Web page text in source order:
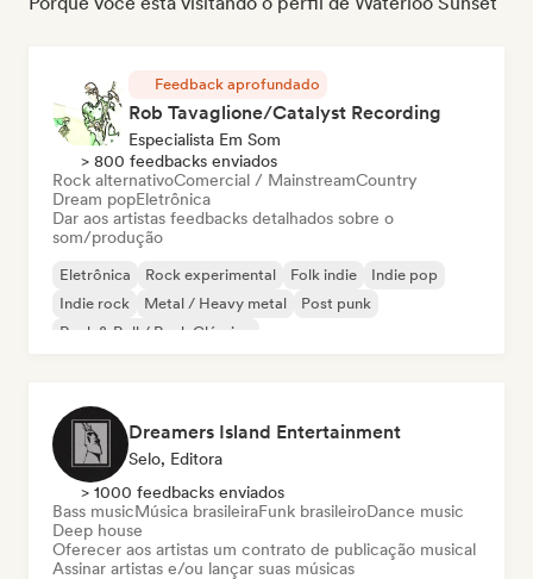
Feedback aprofundado
Rob Tavaglione/Catalyst Recording
Especialista Em Som
> 800 feedbacks enviados
Rock alternativoComercial / MainstreamCountry
Dream popEletrônica
Dar aos artistas feedbacks detalhados sobre o
som/produção
Eletrônica Rock experimental Folk indie
Indie pop
Indie rock
Metal / Heavy metal
Post punk
Rock & Roll / Rock Clássico
Dreamers Island Entertainment
Selo, Editora
> 1000 feedbacks enviados
Bass musicMúsica brasileiraFunk brasileiroDance music
Deep house
Oferecer aos artistas um contrato de publicação musical
Assinar artistas e/ou lançar suas músicas